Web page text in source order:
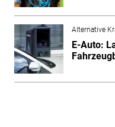
Alternative
E-Auto: